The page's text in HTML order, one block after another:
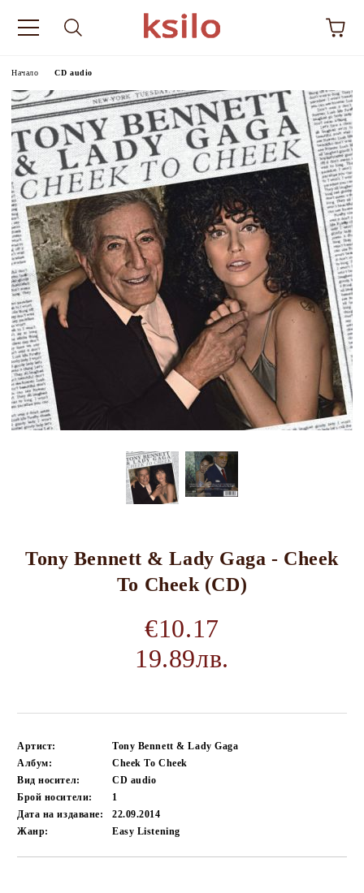
Начало CD audio
Tony Bennett & Lady Gaga - Cheek
To Cheek (CD)
€10.17
19.89лв.
Артист:
Tony Bennett & Lady Gaga
Албум:
Cheek To Cheek
Вид носител:
CD audio
Брой носители:
1
Дата на издаване:
22.09.2014
Жанр:
Easy Listening